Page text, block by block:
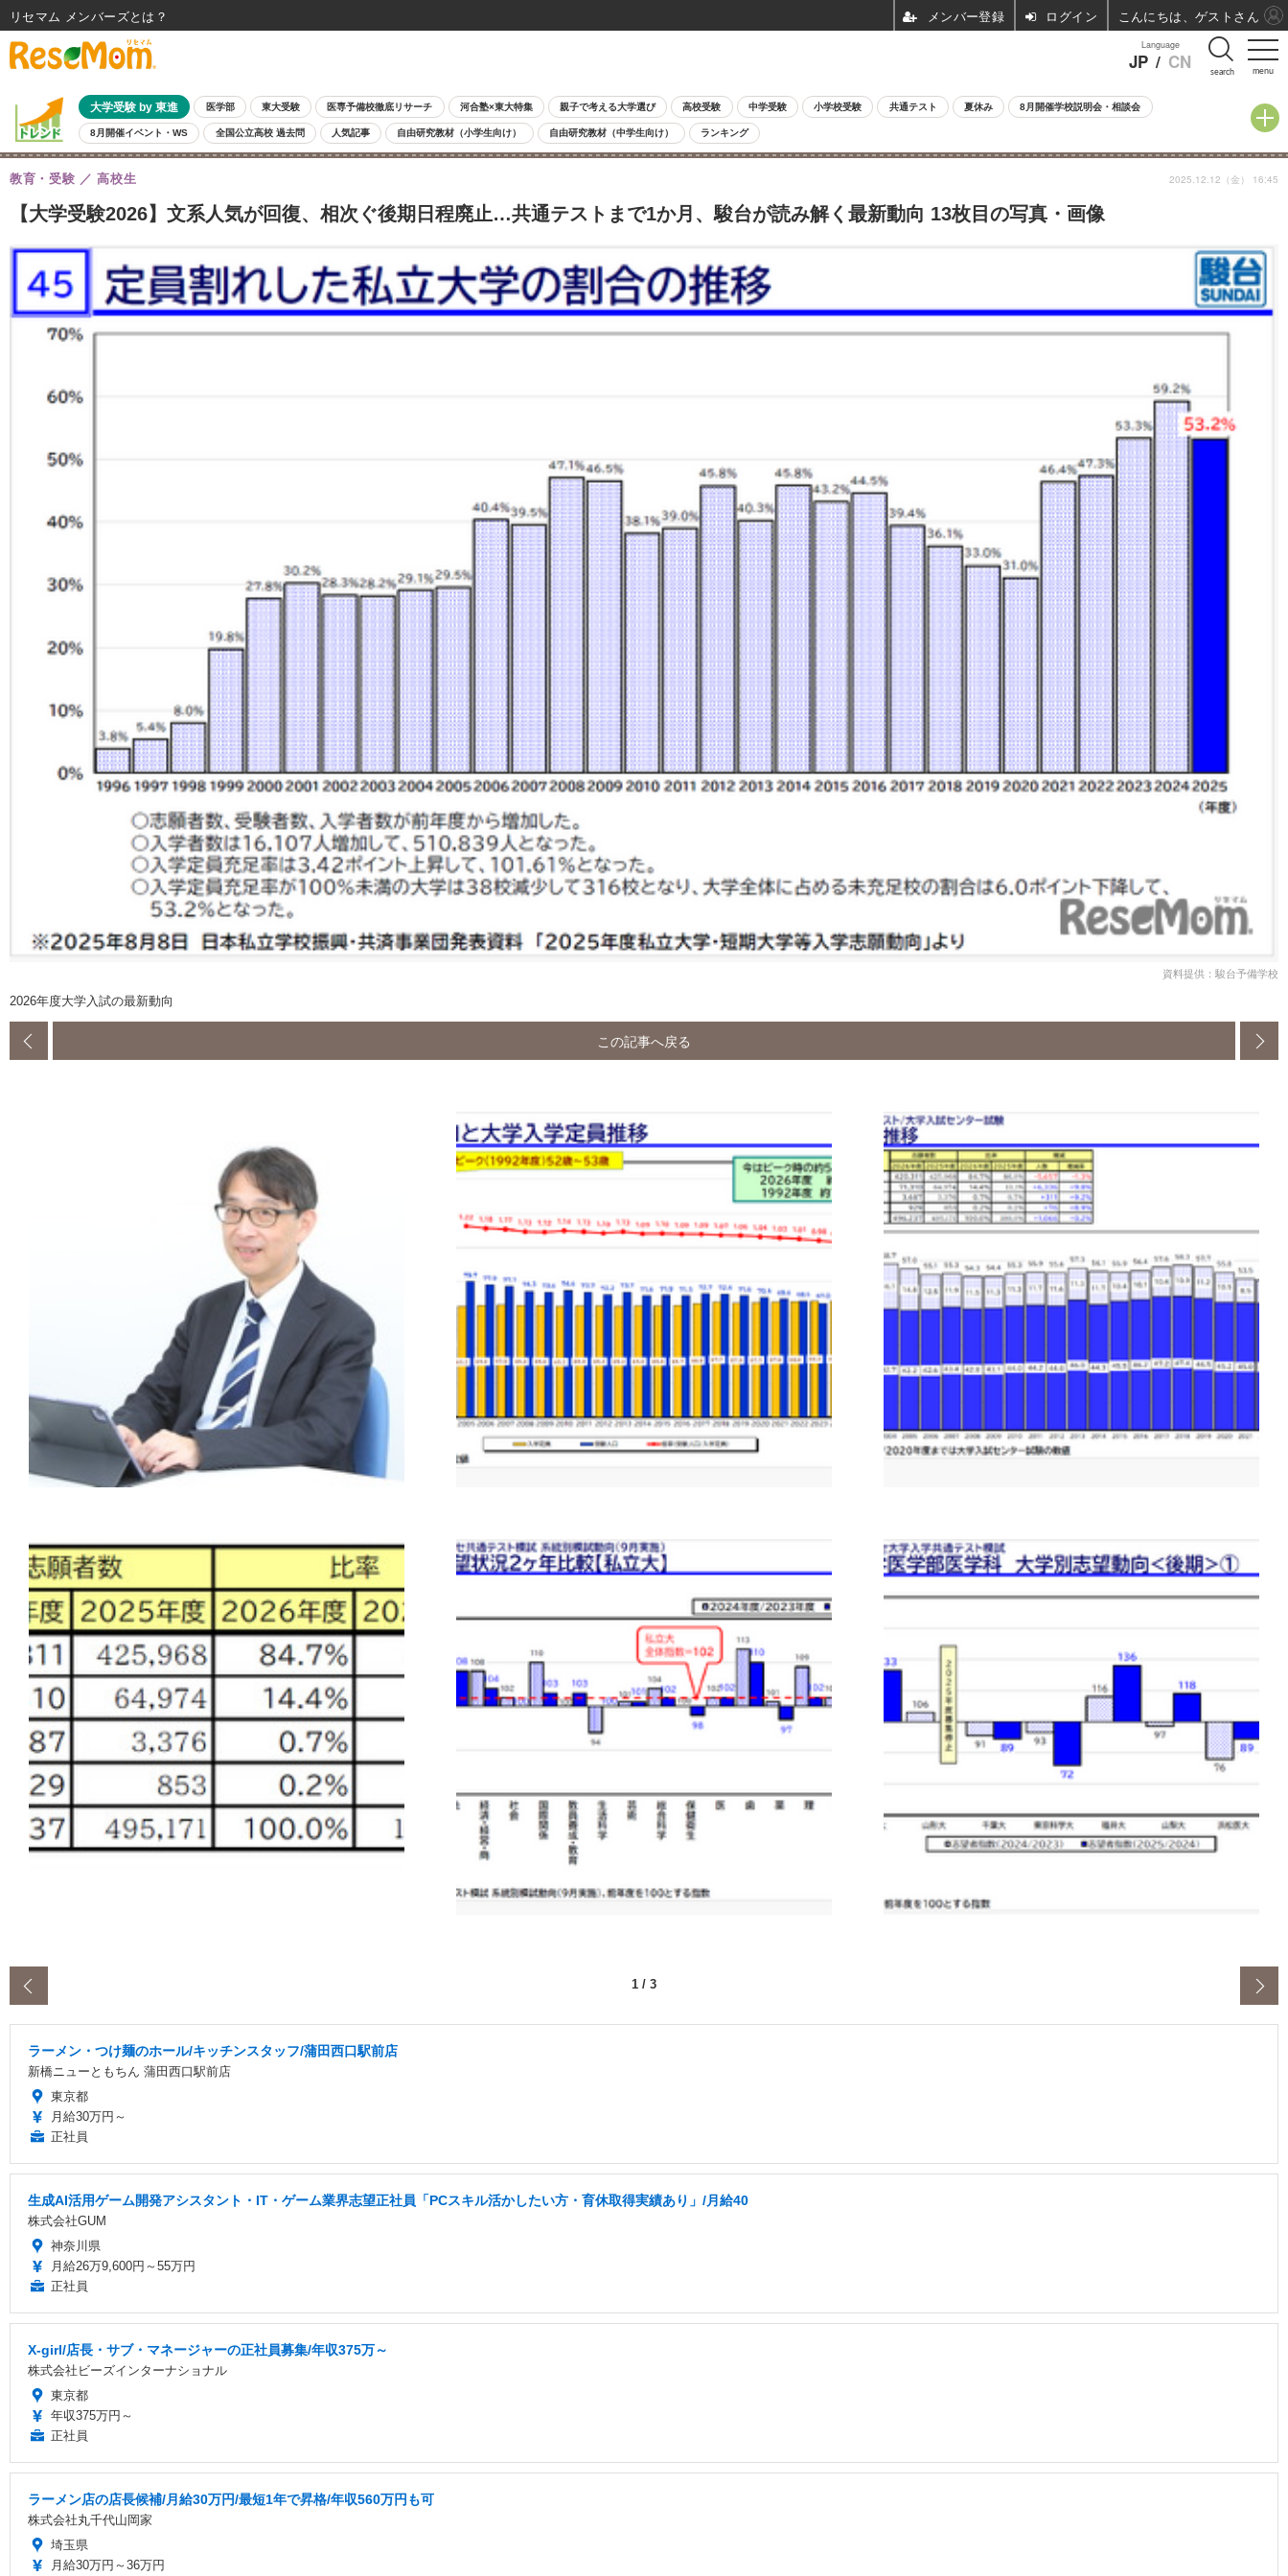
menu
Language
JP / CN search
大学受験 by 東進 医学部 東大受験 医専予備校徹底リサーチ 河合塾×東大特集 親子で考える大学選び 高校受験 中学受験 小学校受験 共通テスト 夏休み 8月開催学校説明会・相談会
8月開催イベント・WS 全国公立高校 過去問 人気記事 自由研究教材（小学生向け） 自由研究教材（中学生向け） ランキング
【大学受験2026】文系人気が回復、相次ぐ後期日程廃止…共通テストまで1か月、駿台が読み解く最新動向 13枚目の写真・画像
教育・受験 高校生 2025.12.12（金） 16:45
資料提供：駿台予備学校
2026年度大学入試の最新動向
この記事へ戻る
1 / 3
ラーメン・つけ麺のホール/キッチンスタッフ/蒲田西口駅前店
新橋ニューともちん 蒲田西口駅前店
東京都
月給30万円～
正社員
生成AI活用ゲーム開発アシスタント・IT・ゲーム業界志望正社員「PCスキル活かしたい方・育休取得実績あり」/月給40
株式会社GUM
神奈川県
月給26万9,600円～55万円
正社員
X-girl/店長・サブ・マネージャーの正社員募集/年収375万～
株式会社ビーズインターナショナル
東京都
年収375万円～
正社員
ラーメン店の店長候補/月給30万円/最短1年で昇格/年収560万円も可
株式会社丸千代山岡家
埼玉県
月給30万円～36万円
リセマム メンバーズ ログイン こんにちは、ゲストさん